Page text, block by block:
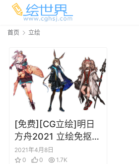
首页 立绘
[免费][CG立绘]明日
方舟2021 立绘免抠图
PNG 更新到21年2月
2021年4月8日
0
0 1.7K